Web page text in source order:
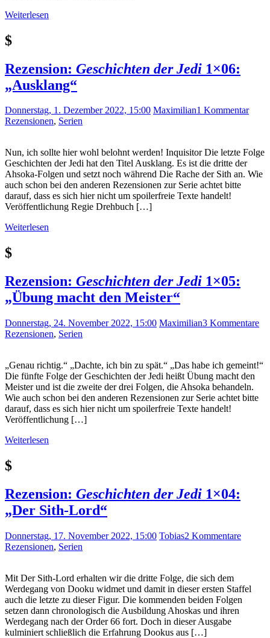
Weiterlesen
$
Rezension: Geschichten der Jedi 1×06:
„Ausklang“
Donnerstag, 1. Dezember 2022, 15:00 Maximilian1 Kommentar
Rezensionen, Serien
Nun, ich sollte hier wohl belohnt werden! Inquisitor Die letzte Folge
Geschichten der Jedi hat den Titel Ausklang. Es ist die dritte der
Ahsoka-Folgen und setzt noch während Die Rache der Sith an. Wie
auch schon bei den anderen Rezensionen zur Serie achtet bitte
darauf, dass es sich hier nicht um spoilerfreie Texte handelt!
Veröffentlichung Regie Drehbuch […]
Weiterlesen
$
Rezension: Geschichten der Jedi 1×05:
„Übung macht den Meister“
Donnerstag, 24. November 2022, 15:00 Maximilian3 Kommentare
Rezensionen, Serien
„Genau richtig.“ „Dachte, ich bin zu spät.“ „Das habe ich gemeint!“
Die fünfte Folge der Geschichten der Jedi heißt Übung macht den
Meister und ist die zweite der drei Folgen, die Ahsoka behandeln.
Wie auch schon bei den anderen Rezensionen zur Serie achtet bitte
darauf, dass es sich hier nicht um spoilerfreie Texte handelt!
Veröffentlichung […]
Weiterlesen
$
Rezension: Geschichten der Jedi 1×04:
„Der Sith-Lord“
Donnerstag, 17. November 2022, 15:00 Tobias2 Kommentare
Rezensionen, Serien
Mit Der Sith-Lord erhalten wir die dritte Folge, die sich dem
Werdegang von Dooku widmet und damit in dieser ersten Staffel
auch die letzte zu dieser Figur. Die kommenden beiden Folgen
setzen dann chronologisch die Ausbildung Ahoskas und ihren
Werdegang nach der Order 66 fort. Doch in dieser Ausgabe
kulminiert schließlich die Erfahrung Dookus aus […]